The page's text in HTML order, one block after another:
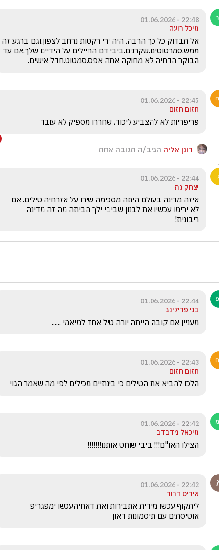
22:48 - 01.06.2026
מיכל רועה
הבוקר הדחיה לא מחוקה אתה אפס.סמטוט.חדל אישים.
22:45 - 01.06.2026
חזום חזום
פריפריות לא להצביע ליכוד, שחררו מספיק לא עובד
רונן אליה הגיב/ה תגובה אחת
22:44 - 01.06.2026
יצחק גת
ריבונית!
22:44 - 01.06.2026
בני פרילינג
מעניין אם קובה הייתה יורה טיל אחד למיאמי ......
22:43 - 01.06.2026
חזום חזום
הלכו להביא את הטילים כי בינתיים מכילים לפי מה שאמר הגוי
22:42 - 01.06.2026
מיכאל מדבדב
הצילו האו"ם!!! ביבי שוחט אותנו!!!!!!!
22:42 - 01.06.2026
איריס דרור
אוטיסתים עם תיסמונות דאון